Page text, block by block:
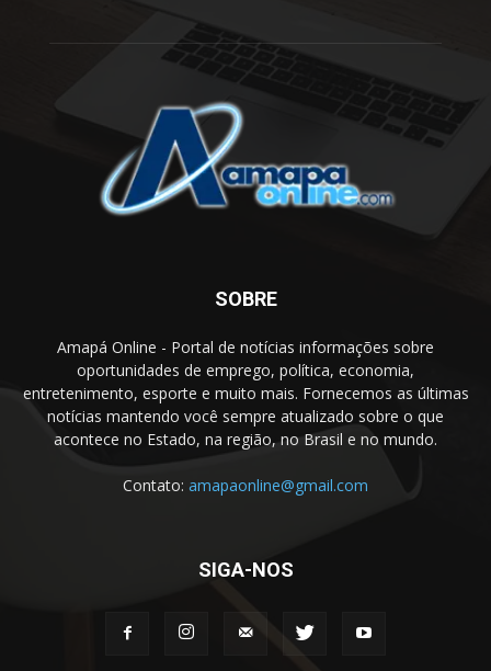
SOBRE
Amapá Online - Portal de notícias informações sobre
oportunidades de emprego, política, economia,
entretenimento, esporte e muito mais. Fornecemos as últimas
notícias mantendo você sempre atualizado sobre o que
acontece no Estado, na região, no Brasil e no mundo.
Contato: amapaonline@gmail.com
SIGA-NOS